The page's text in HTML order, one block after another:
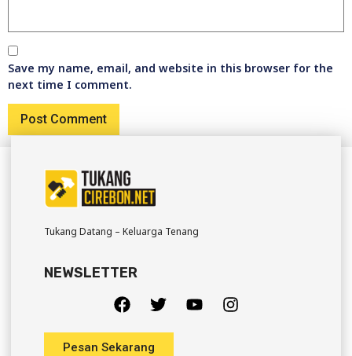
Save my name, email, and website in this browser for the
next time I comment.
Tukang Datang – Keluarga Tenang
NEWSLETTER
Pesan Sekarang